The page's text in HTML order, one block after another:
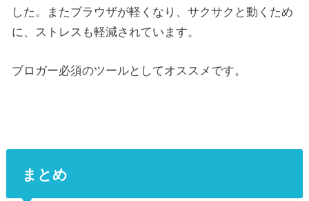
した。またブラウザが軽くなり、サクサクと動くため
に、ストレスも軽減されています。
ブロガー必須のツールとしてオススメです。
まとめ